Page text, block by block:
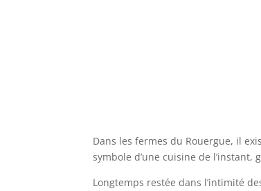
Dans les fermes du Rouergue, il
symbole d’une cuisine de
Longtemps restée dans l’intimité